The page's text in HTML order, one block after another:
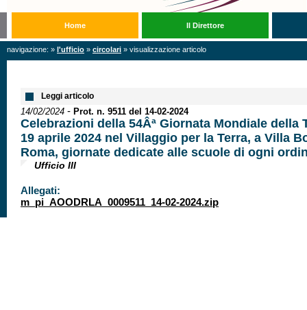
Home Il Direttore
navigazione: » l'ufficio » circolari » visualizzazione articolo
Leggi articolo
14/02/2024 - Prot. n. 9511 del 14-02-2024
Celebrazioni della 54Âª Giornata Mondiale della
19 aprile 2024 nel Villaggio per la Terra, a Villa
Roma, giornate dedicate alle scuole di ogni
Ufficio III
Allegati:
m_pi_AOODRLA_0009511_14-02-2024.zip